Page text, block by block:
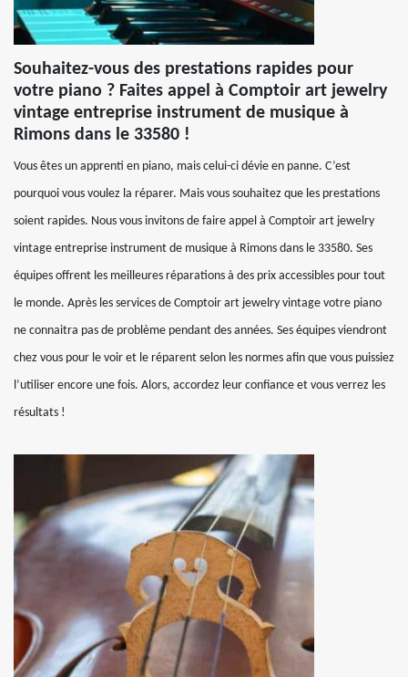
Souhaitez-vous des prestations rapides pour
votre piano ? Faites appel à Comptoir art jewelry
vintage entreprise instrument de musique à
Rimons dans le 33580 !
Vous êtes un apprenti en piano, mais celui-ci dévie en panne. C’est
pourquoi vous voulez la réparer. Mais vous souhaitez que les prestations
soient rapides. Nous vous invitons de faire appel à Comptoir art jewelry
vintage entreprise instrument de musique à Rimons dans le 33580. Ses
équipes offrent les meilleures réparations à des prix accessibles pour tout
le monde. Après les services de Comptoir art jewelry vintage votre piano
ne connaitra pas de problème pendant des années. Ses équipes viendront
chez vous pour le voir et le réparent selon les normes afin que vous puissiez
l’utiliser encore une fois. Alors, accordez leur confiance et vous verrez les
résultats !